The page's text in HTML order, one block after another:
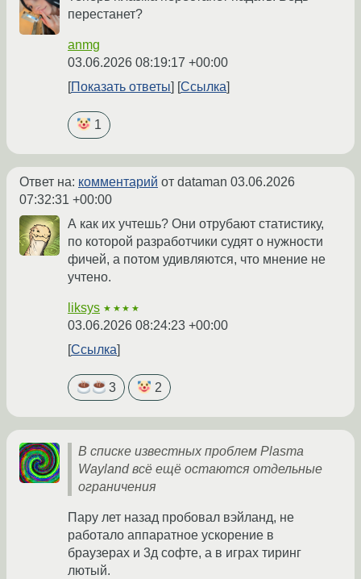
перестанет?
anmg
03.06.2026 08:19:17 +00:00
Показать ответы
Ссылка
1
Ответ на: комментарий от dataman 03.06.2026
07:32:31 +00:00
А как их учтешь? Они отрубают статистику,
по которой разработчики судят о нужности
фичей, а потом удивляются, что мнение не
учтено.
liksys ★★★★
03.06.2026 08:24:23 +00:00
Ссылка
3 2
В списке известных проблем Plasma
Wayland всё ещё остаются отдельные
ограничения
Пару лет назад пробовал вэйланд, не
работало аппаратное ускорение в
браузерах и 3д софте, а в играх тиринг
лютый.